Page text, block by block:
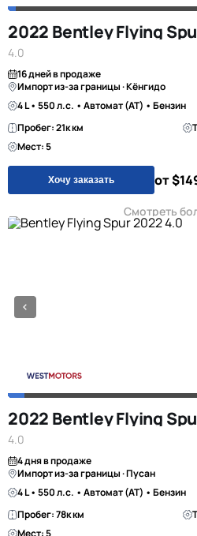
2022 Bentley Flying
4.0
16 дней в продаже
Импорт из-за границы · Кёнгидо
4 L • 550 л.с. • Автомат (AT) • Бензин
Пробег: 21к км
Мест: 5
Хочу заказать от
Смотреть
2022 Bentley Flying
4.0
4 дня в продаже
Импорт из-за границы · Пусан
4 L • 550 л.с. • Автомат (AT) • Бензин
Пробег: 78к км
Мест: 5